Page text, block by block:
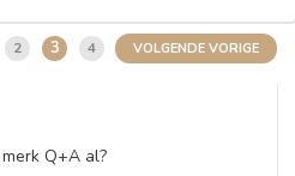
2 3 4 VOLGENDE VORIGE
Q+A al?